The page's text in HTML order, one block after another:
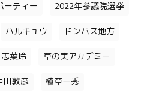
ーティー 2022年参議院選挙
ハルキュウ ドンパス地方
志葉玲 草の実アカデミー
田敦彦 植草一秀